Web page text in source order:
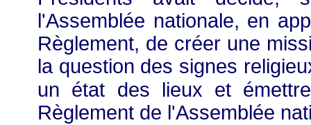
l'Assemblée nationale, en
Règlement, de créer une
la question des signes
un état des lieux et
Règlement de l'Assemblée